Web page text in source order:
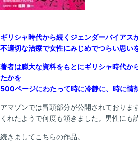
ギリシャ時代から続くジェンダーバイアス
不適切な治療で女性にみじめでつらい思
著者は膨大な資料をもとにギリシャ時代か
たかを
500ページにわたって時に冷静に、時に情
アマゾンでは冒頭部分が公開されておりま
くれたようで何度も頷きました。男性にも
続きましてこちらの作品。